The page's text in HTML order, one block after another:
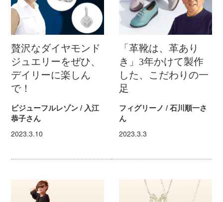
贅沢なダイヤモンド
ジュエリーをぜひ、
デイリーに楽しん
で！
ビジューフルレゾン / 入江
恭子さん
2023.3.10
「革靴は、革あり
き」3年かけて製作
した、こだわりの一
足
フィグリーノ / 石川順一さ
ん
2023.3.3